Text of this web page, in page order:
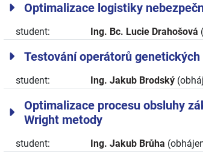
Optimalizace logistiky
student: Ing. Bc. Lucie Drahošová
Testování operátorů
student: Ing. Jakub Brodský
Optimalizace procesu obsluhy
Wright metody
student: Ing. Jakub Brůha